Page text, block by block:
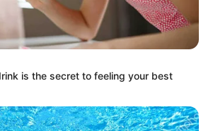
is the secret to feeling your best